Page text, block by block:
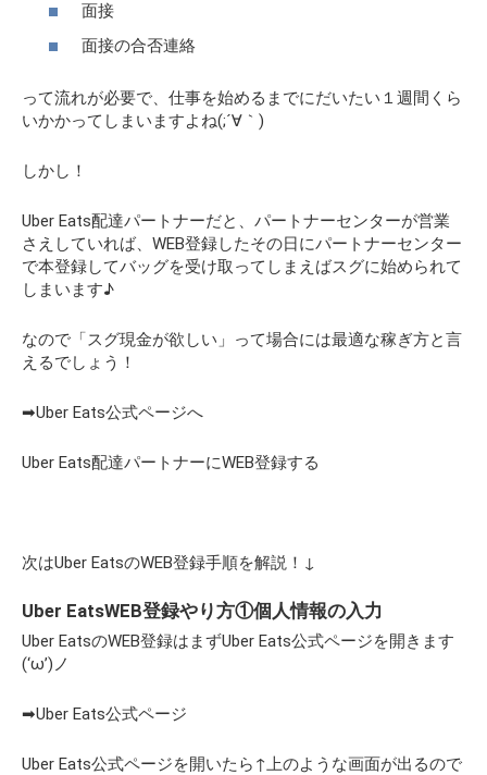
面接
面接の合否連絡
って流れが必要で、仕事を始めるまでにだいたい１週間くら
いかかってしまいますよね(;´∀｀)
しかし！
Uber Eats配達パートナーだと、パートナーセンターが営業
さえしていれば、WEB登録したその日にパートナーセンター
で本登録してバッグを受け取ってしまえばスグに始められて
しまいます♪
なので「スグ現金が欲しい」って場合には最適な稼ぎ方と言
えるでしょう！
➡Uber Eats公式ページへ
Uber Eats配達パートナーにWEB登録する
次はUber EatsのWEB登録手順を解説！↓
Uber EatsWEB登録やり方①個人情報の入力
Uber EatsのWEB登録はまずUber Eats公式ページを開きます
(‘ω’)ノ
➡Uber Eats公式ページ
Uber Eats公式ページを開いたら↑上のような画面が出るので